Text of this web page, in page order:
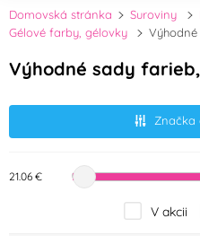
Domovská stránka Suroviny
Gélové farby, gélovky
Výhodné sady
Značka
21.06 €
V akcii